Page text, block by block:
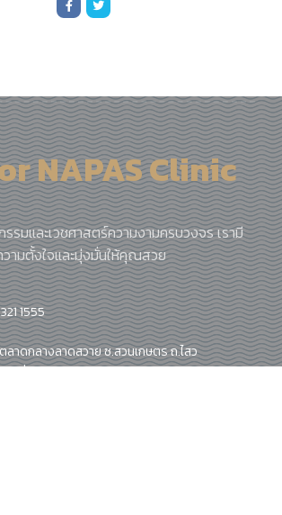
NAPAS Clinic
รมและเวชศาสตร์ความงามครบวงจร เรามี
ามตั้งใจและมุ่งมั่นให้คุณสวย
1555
ลาดกลางลาดสวาย ซ.สวนเกษตร ถ.ไสว
งสี่ ต.ลาดสวาย ปทุมธานี 12150